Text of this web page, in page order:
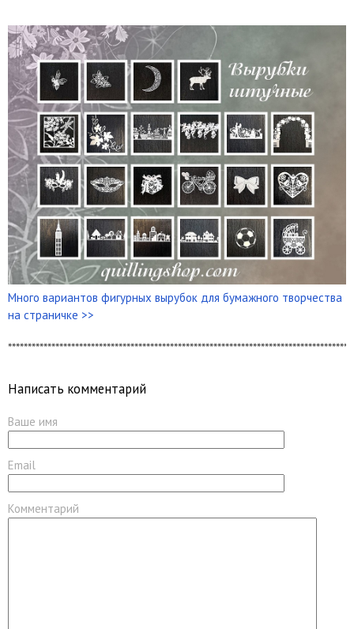
Много вариантов фигурных вырубок для бумажного творчества
на страничке >>
Написать комментарий
Ваше имя
Email
Комментарий